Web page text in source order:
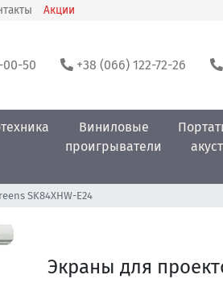
Акции
00-50 +38 (066) 122-72-26
Виниловые
проигрыватели
SK84XHW-E24
Экраны для